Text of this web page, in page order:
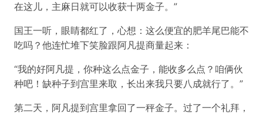
在这儿，主麻日就可以收获十两金子。”
国王一听，眼睛都红了，心想：这么便宜的肥羊尾巴能不
吃吗？他连忙堆下笑脸跟阿凡提商量起来：
“我的好阿凡提，你种这么点金子，能收多么点？咱俩伙
种吧！缺种子到宫里来取，长出来我只要八成就行了。”
第二天，阿凡提到宫里拿回了一秤金子。过了一个礼拜，